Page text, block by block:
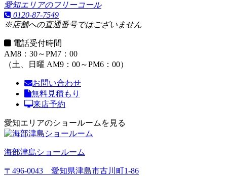
愛知エリアのフリーコール
0120-87-7549
※店舗への直通番号ではございません
電話受付時間
AM8：30～PM7：00
（土、日曜 AM9：00～PM6：00）
お問い合わせ
無料見積もり
来店予約
愛知エリアのショールームを見る
海部津島ショールーム
〒496-0043 愛知県津島市古川町1-86